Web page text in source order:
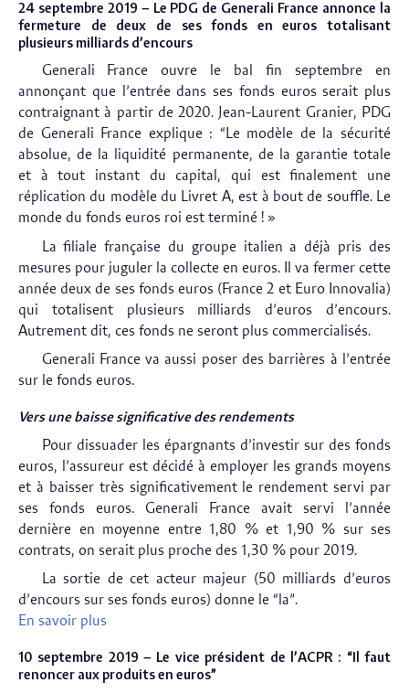
24 septembre 2019 – Le PDG de Generali France annonce la
fermeture de deux de ses fonds en euros totalisant
plusieurs milliards d’encours
Generali France ouvre le bal fin septembre en
annonçant que l’entrée dans ses fonds euros serait plus
contraignant à partir de 2020. Jean-Laurent Granier, PDG
de Generali France explique : “Le modèle de la sécurité
absolue, de la liquidité permanente, de la garantie totale
et à tout instant du capital, qui est finalement une
réplication du modèle du Livret A, est à bout de souffle. Le
monde du fonds euros roi est terminé ! »
La filiale française du groupe italien a déjà pris des
mesures pour juguler la collecte en euros. Il va fermer cette
année deux de ses fonds euros (France 2 et Euro Innovalia)
qui totalisent plusieurs milliards d’euros d’encours.
Autrement dit, ces fonds ne seront plus commercialisés.
Generali France va aussi poser des barrières à l’entrée
sur le fonds euros.
Vers une baisse significative des rendements
Pour dissuader les épargnants d’investir sur des fonds
euros, l’assureur est décidé à employer les grands moyens
et à baisser très significativement le rendement servi par
ses fonds euros. Generali France avait servi l’année
dernière en moyenne entre 1,80 % et 1,90 % sur ses
contrats, on serait plus proche des 1,30 % pour 2019.
La sortie de cet acteur majeur (50 milliards d’euros
d’encours sur ses fonds euros) donne le “la”.
En savoir plus
10 septembre 2019 – Le vice président de l’ACPR : “Il faut
renoncer aux produits en euros”